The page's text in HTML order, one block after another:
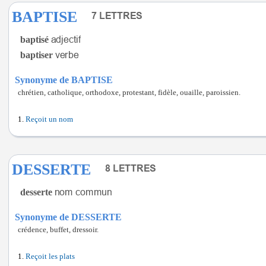
BAPTISE
baptisé
baptiser
Synonyme de BAPTISE
chrétien, catholique, orthodoxe, protestant, fidèle, ouaille, paroissien.
Reçoit un nom
DESSERTE
desserte
Synonyme de DESSERTE
crédence, buffet, dressoir.
Reçoit les plats